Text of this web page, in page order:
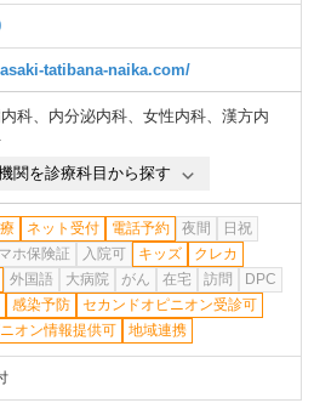
tatibana-naika.com/
科、 内分泌内科、 女性内科、 漢方内
関を診療科目から探す
ネット受付 電話予約 夜間
日祝
ホ保険証 入院可 キッズ
クレカ
外国語 大病院 がん 在宅 訪問
DPC
感染予防
セカンドオピニオン受診可
オン情報提供可
地域連携